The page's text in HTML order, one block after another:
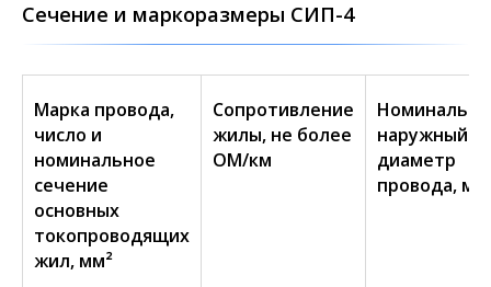
Сечение и маркоразмеры СИП-4
Марка провода,
число и
номинальное
сечение
основных
токопроводящих
жил, мм²
Сопротивление
жилы, не более
ОМ/км
наружный
диаметр
провода, мм